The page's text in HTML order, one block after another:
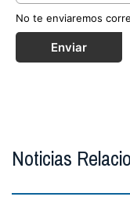
No te enviaremos
Enviar
Noticias